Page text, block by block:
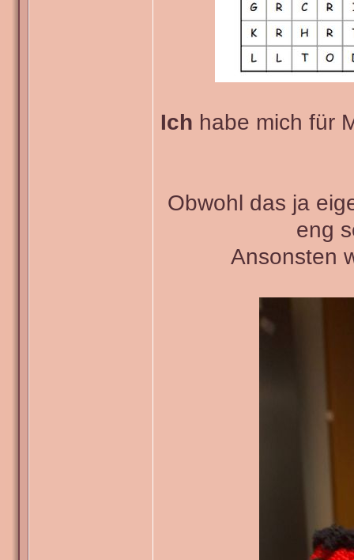
Ich habe mich für
Obwohl das ja
eng
Ansonsten